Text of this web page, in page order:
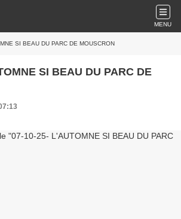
MENU
SI BEAU DU PARC DE MOUSCRON
SI BEAU DU PARC DE